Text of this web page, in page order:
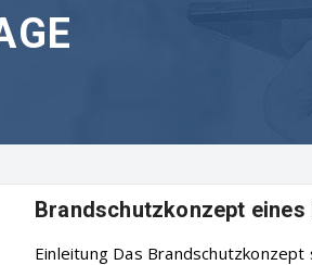
Brandschutzkonzept eines
Einleitung Das